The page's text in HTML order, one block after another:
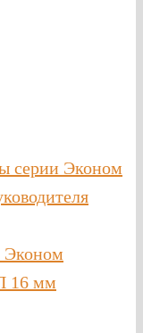
серии Эконом
16 мм